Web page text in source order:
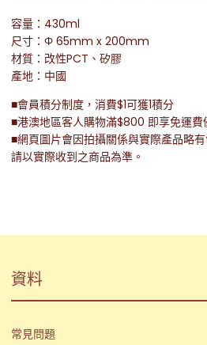
容量：430ml
尺寸：Φ 65mm x 200mm
材質：改性PCT、矽膠
產地：中國
■會員積分制度，消費$1可獲1積分
■港澳地區客人購物滿$800 即享免運費
■網頁圖片會因拍攝關係與實際產品略
請以實際收到之商品為準。
資料
常見問題